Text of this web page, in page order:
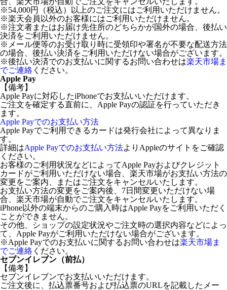
※54,000円（税込）以上のご注文にはご利用いただけません。
※楽天会員以外のお客様にはご利用いただけません。
※注文者またはお届け先住所のどちらかが国外の場合、後払い
決済をご利用いただけません。
※メール便等のお受け取り時に受領印や署名が不要な配送方法
の場合、後払い決済をご利用いただけない場合がございます。
※後払い決済でのお支払いに関するお問い合わせは楽天市場ま
でご連絡 ください。
Apple Pay
【備考】
Apple Payに対応したiPhoneでお支払いいただけます。
ご注文を確定する直前に、Apple Payの認証を行っていただき
ます。
Apple Payでのお支払い方法
Apple Payでご利用できるカードは発行会社によって異なりま
す。
詳細はApple Payでのお支払い方法よりAppleのサイトをご確認
ください。
お客様のご利用状況などによってApple Payおよびクレジット
カードがご利用いただけない場合、楽天市場がお支払い方法の
変更をご案内、またはご注文をキャンセルいたします。
お支払い方法の変更をご案内後、7日間変更いただけない場
合、楽天市場が自動でご注文をキャンセルいたします。
iPhone以外の端末からのご購入時はApple Payをご利用いただく
ことができません。
その他、ショップの設定状況やご注文時の選択内容などによっ
て、Apple Payがご利用いただけない場合がございます。
※Apple Payでのお支払いに関するお問い合わせは楽天市場ま
でご連絡 ください。
セブンイレブン（前払）
【備考】
セブンイレブンでお支払いいただけます。
ご注文後に、払込票番号および払込票のURLを記載したメー